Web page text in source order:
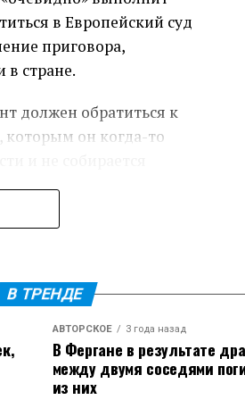
контроль США над
этого
Панамы Хосе Рауля
в Европейский суд
приговора,
в стране.
должен обратиться к
которым он когда-то
сохраняет значительное
на пост премьер-
же принял это
В ТРЕНДЕ
АВТОРСКОЕ 3 года назад
В Фергане в результате
между двумя соседями
из них